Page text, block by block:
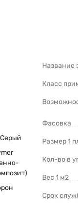
Серый
Название
Класс
Фасовка
Размер 1
Кол-во в
Вес 1 м2
Срок